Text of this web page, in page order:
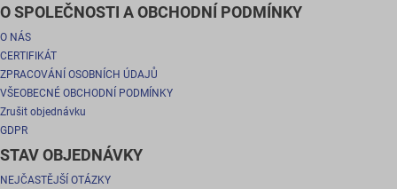
O SPOLEČNOSTI A OBCHODNÍ PODMÍNKY
O NÁS
CERTIFIKÁT
ZPRACOVÁNÍ OSOBNÍCH ÚDAJŮ
VŠEOBECNÉ OBCHODNÍ PODMÍNKY
Zrušit objednávku
GDPR
STAV OBJEDNÁVKY
NEJČASTĚJŠÍ OTÁZKY